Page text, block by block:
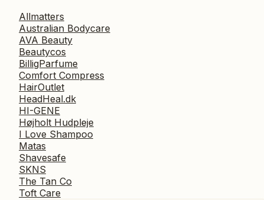
Allmatters
Australian Bodycare
AVA Beauty
Beautycos
BilligParfume
Comfort Compress
HairOutlet
HeadHeal.dk
HI-GENE
Højholt Hudpleje
I Love Shampoo
Matas
Shavesafe
SKNS
The Tan Co
Toft Care